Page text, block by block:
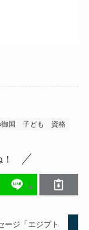
国 子ども 資格
ージ「エジプト